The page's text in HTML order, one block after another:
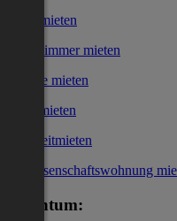
Haus mieten
WG-Zimmer mieten
Garage mieten
Büro mieten
Kurzzeitmieten
Genossenschaftswohnung
Eigentum: